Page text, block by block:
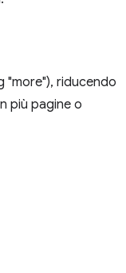
"more"), riducendo
più pagine o